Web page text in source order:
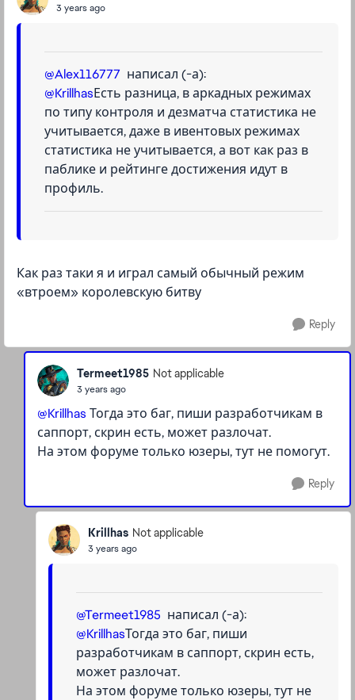
3 years ago
@Alex116777 написал (-а):
@KrillhasЕсть разница, в аркадных режимах
по типу контроля и дезматча статистика не
учитывается, даже в ивентовых режимах
статистика не учитывается, а вот как раз в
паблике и рейтинге достижения идут в
профиль.
Как раз таки я и играл самый обычный режим
«втроем» королевскую битву
Reply
Termeet1985 Not applicable
3 years ago
@Krillhas Тогда это баг, пиши разработчикам в
саппорт, скрин есть, может разлочат.
На этом форуме только юзеры, тут не помогут.
Reply
Krillhas Not applicable
3 years ago
@Termeet1985 написал (-а):
@KrillhasТогда это баг, пиши
разработчикам в саппорт, скрин есть,
может разлочат.
На этом форуме только юзеры, тут не